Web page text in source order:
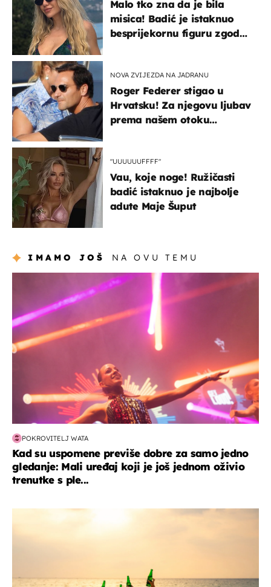
Malo tko zna da je bila
misica! Badić je istaknuo
besprijekornu figuru zgodne
NOVA ZVIJEZDA NA JADRANU
Roger Federer stigao u
Hrvatsku! Za njegovu ljubav
prema našem otoku
"UUUUUUFFFF"
Vau, koje noge! Ružičasti
badić istaknuo je najbolje
adute Maje Šuput
IMAMO JOŠ NA OVU TEMU
POKROVITELJ WATA
Kad su uspomene previše dobre za samo jedno
gledanje: Mali uređaj koji je još jednom oživio
trenutke s ple...